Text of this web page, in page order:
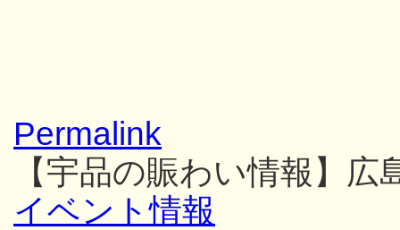
Permalink
【宇品の賑わい情報】広
イベント情報